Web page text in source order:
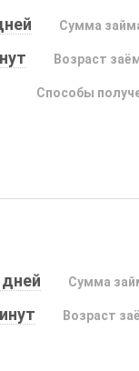
Сумма
Возраст
Способы
Сумма
Возраст